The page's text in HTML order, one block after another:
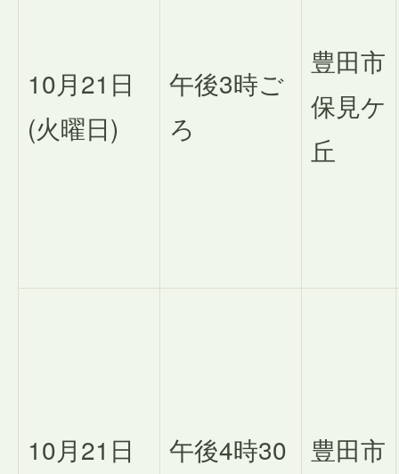
10月21日
(火曜日)
午後3時ご
ろ
豊田市
保見ケ
丘
10月21日
午後4時30
豊田市